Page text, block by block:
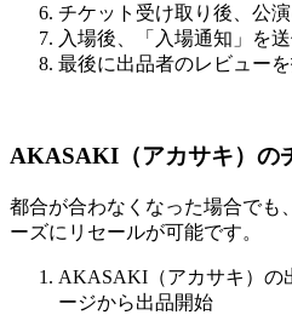
チケット受け取り後、公
入場後、「入場通知」を
最後に出品者のレビュー
AKASAKI（アカサキ）の
都合が合わなくなった場合でも
ーズにリセールが可能です。
AKASAKI（アカサキ）の
ージから出品開始